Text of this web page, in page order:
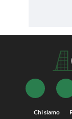
Chi siamo